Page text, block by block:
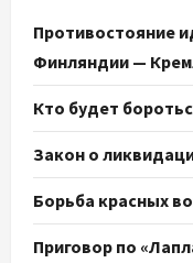
Противостояние
Финляндии —
Кто будет
Закон о
Борьба красных
Приговор по